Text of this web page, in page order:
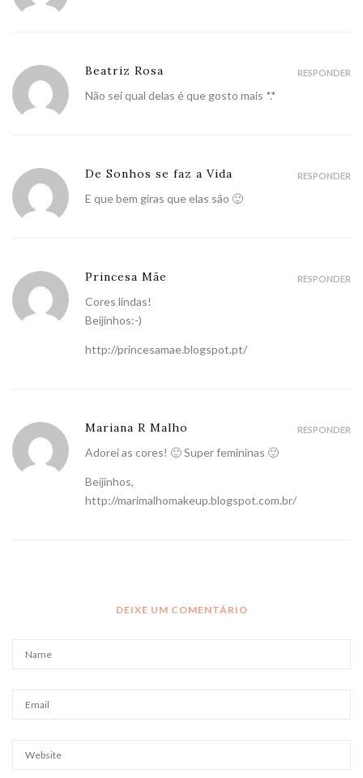
Beatriz Rosa
Não sei qual delas é que gosto mais *.*
RESPONDER
De Sonhos se faz a Vida
E que bem giras que elas são 🙂
RESPONDER
Princesa Mãe
Cores lindas!
Beijinhos:-)
http://princesamae.blogspot.pt/
RESPONDER
Mariana R Malho
Adorei as cores! 🙂 Super femininas 🙂
Beijinhos,
http://marimalhomakeup.blogspot.com.br/
RESPONDER
DEIXE UM COMENTÁRIO